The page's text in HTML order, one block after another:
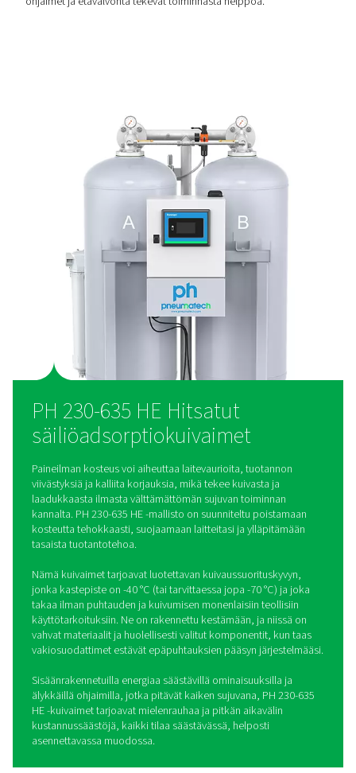
LUOTETTAVA JA HELPPOKÄYTTÖINEN
Kestävä, yksinkertainen
toiminta
Vankkojen hitsattujen säiliöiden, laadukkaan
valmiiksi asennettujen suodattimien ansiosta PH 230-635
valikoima takaa ongelmattoman suorituskyvyn, kun taas
ohjaimet ja etävalvonta tekevät toiminnasta helppoa.